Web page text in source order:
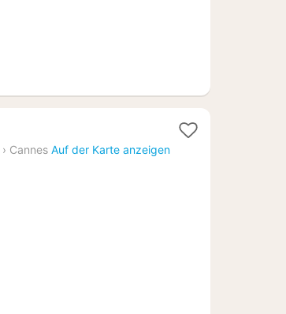
› Cannes Auf der Karte anzeigen